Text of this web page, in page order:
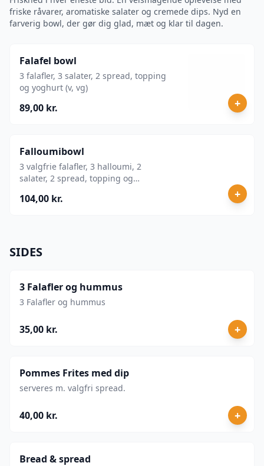
friske råvarer, aromatiske salater og cremede dips. Nyd en
farverig bowl, der gør dig glad, mæt og klar til dagen.
Falafel bowl
3 falafler, 3 salater, 2 spread, topping
og yoghurt (v, vg)
89,00 kr. +
Falloumibowl
3 valgfrie falafler, 3 halloumi, 2
salater, 2 spread, topping og
104,00 kr. +
SIDES
3 Falafler og hummus
3 Falafler og hummus
35,00 kr. +
Pommes Frites med dip
serveres m. valgfri spread.
40,00 kr. +
Bread & spread